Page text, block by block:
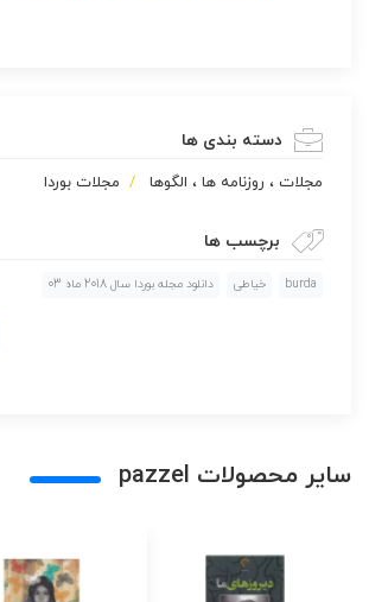
دسته بندی ها
مجلات ، روزنامه ها ، الگوها مجلات بوردا
برچسب ها
burda خیاطی دانلود مجله بوردا سال 2018 ماه 03
سایر محصولات pazzel